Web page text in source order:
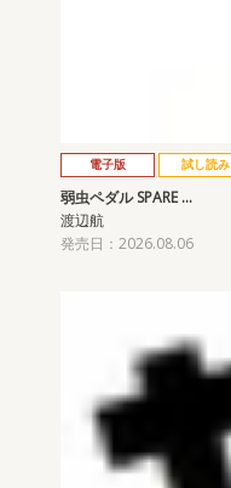
電子版 試し読み
弱虫ペダル SPARE …
渡辺航
発売日：2026.08.06